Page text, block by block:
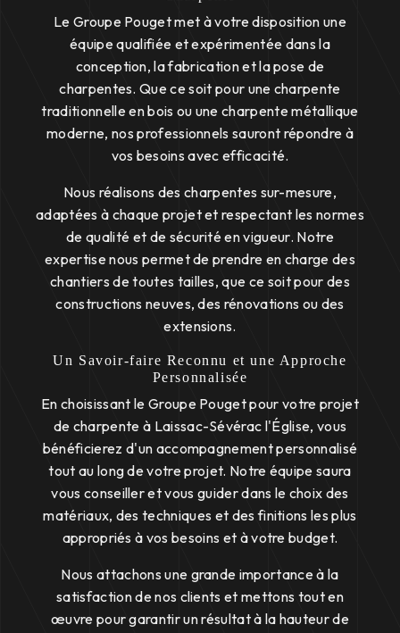
Le Groupe Pouget met à votre disposition une
équipe qualifiée et expérimentée dans la
conception, la fabrication et la pose de
charpentes. Que ce soit pour une charpente
traditionnelle en bois ou une charpente métallique
moderne, nos professionnels sauront répondre à
vos besoins avec efficacité.
Nous réalisons des charpentes sur-mesure,
adaptées à chaque projet et respectant les normes
de qualité et de sécurité en vigueur. Notre
expertise nous permet de prendre en charge des
chantiers de toutes tailles, que ce soit pour des
constructions neuves, des rénovations ou des
extensions.
Un Savoir-faire Reconnu et une Approche
Personnalisée
En choisissant le Groupe Pouget pour votre projet
de charpente à Laissac-Sévérac l'Église, vous
bénéficierez d'un accompagnement personnalisé
tout au long de votre projet. Notre équipe saura
vous conseiller et vous guider dans le choix des
matériaux, des techniques et des finitions les plus
appropriés à vos besoins et à votre budget.
Nous attachons une grande importance à la
satisfaction de nos clients et mettons tout en
œuvre pour garantir un résultat à la hauteur de